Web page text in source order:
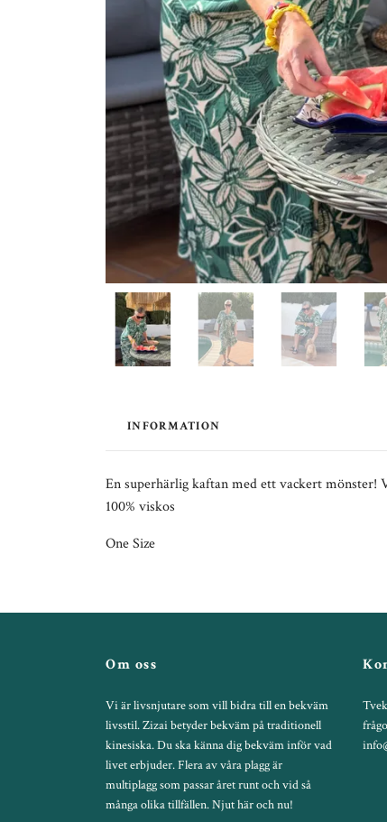
INFORMATION
En superhärlig kaftan med ett vackert mönster!
100% viskos
One Size
Om oss
Vi är livsnjutare som vill bidra till en bekväm
livsstil. Zizai betyder bekväm på traditionell
kinesiska. Du ska känna dig bekväm inför vad
livet erbjuder. Flera av våra plagg är
multiplagg som passar året runt och vid så
många olika tillfällen. Njut här och nu!